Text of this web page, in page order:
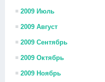
2009 Июль
2009 Август
2009 Сентябрь
2009 Октябрь
2009 Ноябрь